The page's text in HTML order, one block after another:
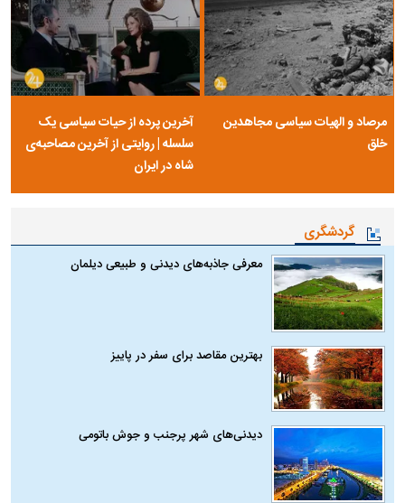
مرصاد و الهیات سیاسی مجاهدین
خلق
آخرین پرده از حیات سیاسی یک
سلسله | روایتی از آخرین مصاحبه‌ی
شاه در ایران
گردشگری
معرفی جاذبه‌های دیدنی و طبیعی دیلمان
بهترین مقاصد برای سفر در پاییز
دیدنی‌های شهر پرجنب و جوش باتومی